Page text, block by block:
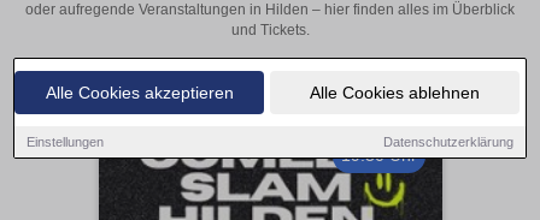
Alle Cookies akzeptieren Alle Cookies ablehnen
Einstellungen Datenschutzerklärung
oder aufregende Veranstaltungen in Hilden – hier finden alles im Überblick
und Tickets.
19:30 Uhr